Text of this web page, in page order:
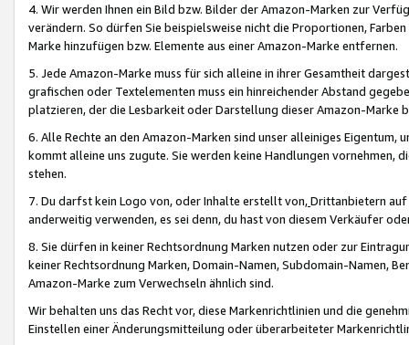
4. Wir werden Ihnen ein Bild bzw. Bilder der Amazon-Marken zur
verändern. So dürfen Sie beispielsweise nicht die Proportionen,
Marke hinzufügen bzw. Elemente aus einer Amazon-Marke entfernen.
5. Jede Amazon-Marke muss für sich alleine in ihrer Gesamtheit
grafischen oder Textelementen muss ein hinreichender Abstand
platzieren, der die Lesbarkeit oder Darstellung dieser Amazon-Marke
6. Alle Rechte an den Amazon-Marken sind unser alleiniges
kommt alleine uns zugute. Sie werden keine Handlungen vornehmen,
stehen.
7. Du darfst kein Logo von, oder Inhalte erstellt von,Drittanbietern auf
anderweitig verwenden, es sei denn, du hast von diesem Verkäufer
8. Sie dürfen in keiner Rechtsordnung Marken nutzen oder zur
keiner Rechtsordnung Marken, Domain-Namen, Subdomain-Namen,
Amazon-Marke zum Verwechseln ähnlich sind.
Wir behalten uns das Recht vor, diese Markenrichtlinien und die
Einstellen einer Änderungsmitteilung oder überarbeiteter